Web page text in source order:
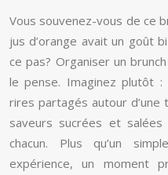
Vous souvenez-vous de ce
jus d’orange avait un goût
ce pas? Organiser un
le pense. Imaginez plutôt
rires partagés autour d’une
saveurs sucrées et
chacun. Plus qu’un
expérience, un moment